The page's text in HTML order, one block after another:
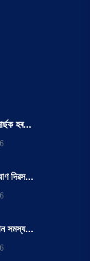
হৰ...
দিৱস...
সমস্য...